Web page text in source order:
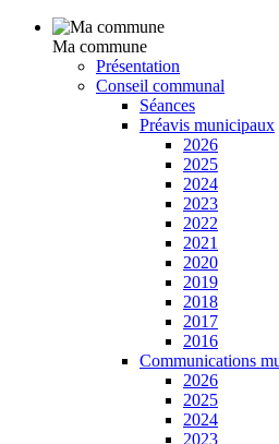
Ma commune
Présentation
Conseil communal
Séances
Préavis municipaux
2026
2025
2024
2023
2022
2021
2020
2019
2018
2017
2016
Communications
2026
2025
2024
2023